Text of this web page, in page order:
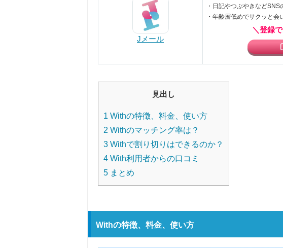
Jメール
・日記やつぶやきなどSNS
・年齢層低めでサクッと会
＼登録
見出し
1 Withの特徴、料金、使い方
2 Withのマッチング率は？
3 Withで割り切りはできるのか？
4 With利用者からの口コミ
5 まとめ
Withの特徴、料金、使い方